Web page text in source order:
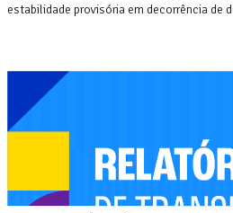
estabilidade provisória em decorrência de